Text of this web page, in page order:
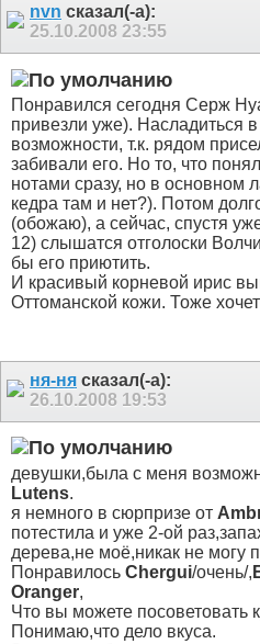
nvn сказал(-а):
25.10.2008 23:55
Понравился сегодня Серж
привезли уже). Насладиться
возможности, т.к. рядом
забивали его. Но то, что
нотами сразу, но в основном
кедра там и нет?). Потом
(обожаю), а сейчас, спустя
12) слышатся отголоски
бы его приютить.
И красивый корневой ирис
Оттоманской кожи. Тоже
ня-ня сказал(-а):
26.10.2008 19:53
девушки,была с меня
Lutens.
я немного в сюрпризе от
потестила и уже 2-ой
дерева,не моё,никак не могу
Понравилось Chergui/очень/,
Oranger,
Что вы можете посоветовать
Понимаю,что дело вкуса.